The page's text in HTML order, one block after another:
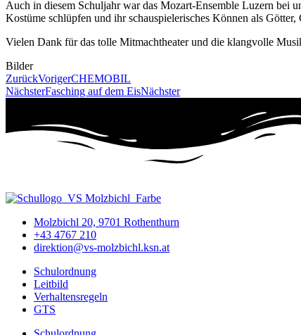
Auch in diesem Schuljahr war das Mozart-Ensemble Luzern bei
Kostüme schlüpfen und ihr schauspielerisches Können als
Vielen Dank für das tolle Mitmachtheater und die klangvolle
Bilder
ZurückVorigerCHEMOBIL
NächsterFasching auf dem EisNächster
Molzbichl 20, 9701 Rothenthurn
+43 4767 210
direktion@vs-molzbichl.ksn.at
Schulordnung
Leitbild
Verhaltensregeln
GTS